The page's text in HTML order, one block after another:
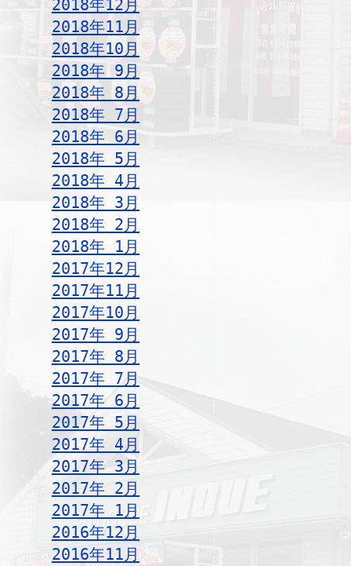
2018年12月
2018年11月
2018年10月
2018年 9月
2018年 8月
2018年 7月
2018年 6月
2018年 5月
2018年 4月
2018年 3月
2018年 2月
2018年 1月
2017年12月
2017年11月
2017年10月
2017年 9月
2017年 8月
2017年 7月
2017年 6月
2017年 5月
2017年 4月
2017年 3月
2017年 2月
2017年 1月
2016年12月
2016年11月